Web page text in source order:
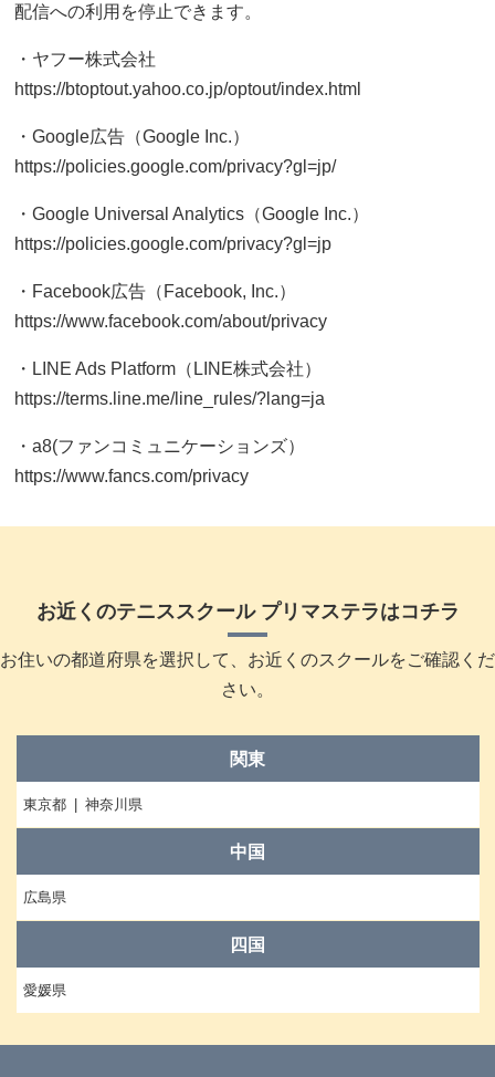
配信への利用を停止できます。
・ヤフー株式会社
https://btoptout.yahoo.co.jp/optout/index.html
・Google広告（Google Inc.）
https://policies.google.com/privacy?gl=jp/
・Google Universal Analytics（Google Inc.）
https://policies.google.com/privacy?gl=jp
・Facebook広告（Facebook, Inc.）
https://www.facebook.com/about/privacy
・LINE Ads Platform（LINE株式会社）
https://terms.line.me/line_rules/?lang=ja
・a8(ファンコミュニケーションズ）
https://www.fancs.com/privacy
お近くのテニススクール プリマステラはコチラ
お住いの都道府県を選択して、お近くのスクールをご確認くだ
さい。
関東
東京都 神奈川県
中国
広島県
四国
愛媛県